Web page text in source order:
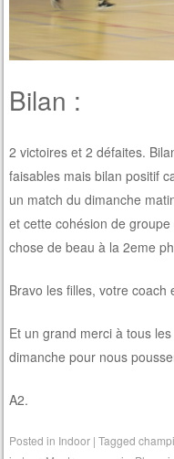
Bilan :
2 victoires et 2 défaites.
faisables mais bilan positif
un match du dimanche
et cette cohésion de
chose de beau à la 2eme
Bravo les filles, votre coach
Et un grand merci à tous
dimanche pour nous
A2.
Posted in Indoor |Tagged